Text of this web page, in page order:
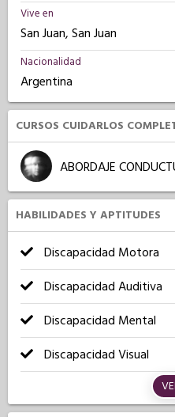
Vive en
San Juan, San Juan
Nacionalidad
Argentina
CURSOS CUIDARLOS
ABORDAJE
HABILIDADES Y APTITUDES
Discapacidad Motora
Discapacidad Auditiva
Discapacidad Mental
Discapacidad Visual